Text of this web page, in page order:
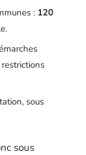
: 120
sous
sous